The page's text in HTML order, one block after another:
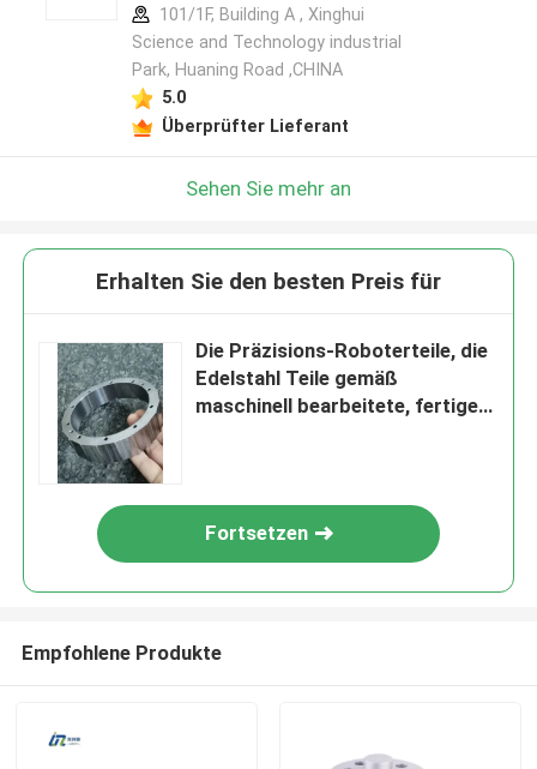
101/1F, Building A , Xinghui
Science and Technology industrial
Park, Huaning Road ,CHINA
5.0
Überprüfter Lieferant
Sehen Sie mehr an
Erhalten Sie den besten Preis für
Die Präzisions-Roboterteile, die
Edelstahl Teile gemäß
maschinell bearbeitete, fertigen
Fortsetzen
Empfohlene Produkte